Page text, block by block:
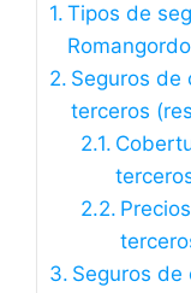
Tipos de
Romangordo
Seguros de
terceros
Seguros de